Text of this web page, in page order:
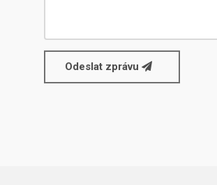
Odeslat zprávu